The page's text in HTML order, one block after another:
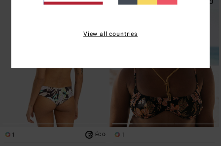
1 ÉCO
1
View all countries